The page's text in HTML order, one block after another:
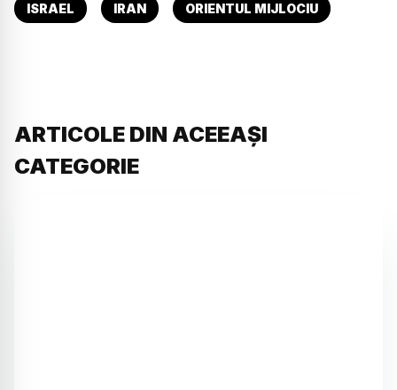
ISRAEL IRAN ORIENTUL MIJLOCIU
ARTICOLE DIN ACEEAȘI
CATEGORIE